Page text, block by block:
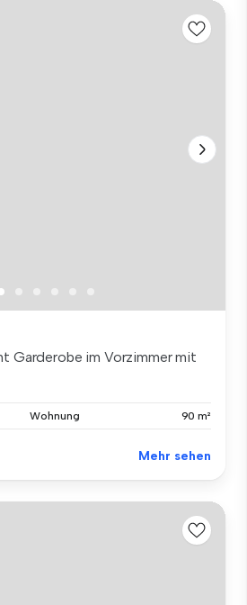
Garderobe im Vorzimmer mit
Wohnung 90 m²
Mehr sehen